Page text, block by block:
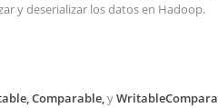
y deserializar los datos en Hadoop.
Comparable,yWritableCompara